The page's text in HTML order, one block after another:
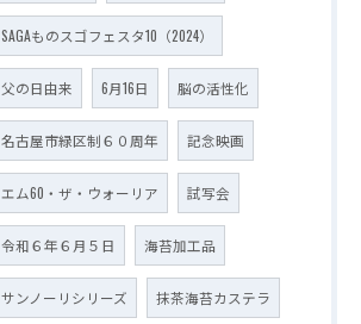
SAGAものスゴフェスタ10（2024）
父の日由来 6月16日 脳の活性化
名古屋市緑区制６０周年 記念映画
エム60・ザ・ウォーリア 試写会
令和６年６月５日 海苔加工品
サンノーリシリーズ 抹茶海苔カステラ